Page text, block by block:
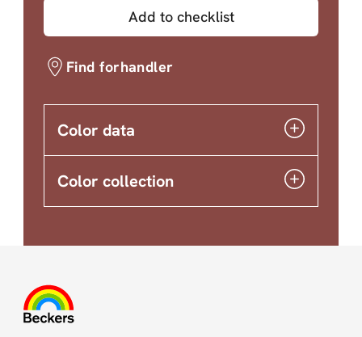
Add to checklist
Find forhandler
Color data
Color collection